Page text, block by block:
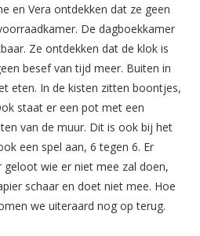
en Vera ontdekken dat ze geen
De dagboekkamer
Ze ontdekken dat de klok is
besef van tijd meer. Buiten in
eten. In de kisten zitten boontjes,
staat er een pot met een
van de muur. Dit is ook bij het
een spel aan, 6 tegen 6. Er
wie er niet mee zal doen,
schaar en doet niet mee. Hoe
we uiteraard nog op terug.